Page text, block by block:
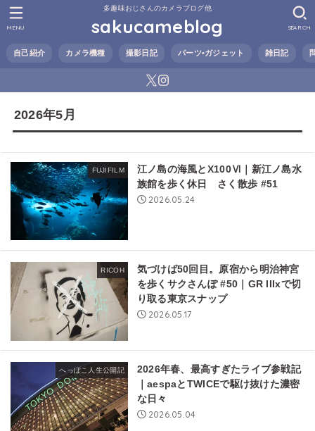
多趣味おじさんのカメラブログ他
sakucameblog
自己紹介 カメラ機種 撮影日記 パーツ•ガジェット 雑日記
SEARCH
MENU
2026年5月
FUJIFILM
江ノ島の海風とX100Ⅵ｜新江ノ島水
族館を歩く休日 さく散歩 #51
2026.05.24
RICOH
気づけば50回目。原宿から明治神宮
を歩くサクさんぽ #50｜GR IIIxで切
り取る東京スナップ
2026.05.17
へっぽこ人生公開記
2026年春、最高すぎたライブ参戦記
｜aespaとTWICEで駆け抜けた濃密
な日々
2026.05.04